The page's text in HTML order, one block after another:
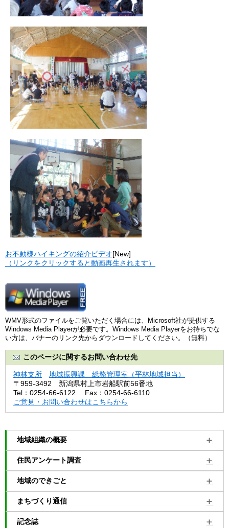
お不動様ハイキングの紹介ビデオ[New]
（リンクをクリックすると動画再生されます）
WMV形式のファイルをご覧いただく場合には、Microsoft社が提供する
Windows Media Playerが必要です。 Windows Media Playerをお持ちでな
い方は、バナーのリンク先からダウンロードしてください。（無料）
このページに関するお問い合わせ先
神林支所
地域振興課 総務管理室（平林地域担当）
〒959-3492
新潟県村上市岩船駅前56番地
Tel：0254-66-6122
Fax：0254-66-6110
ご意見・お問い合わせはこちらから
地域組織の概要
住民アンケート調査
地域のできごと
まちづくり通信
記念誌